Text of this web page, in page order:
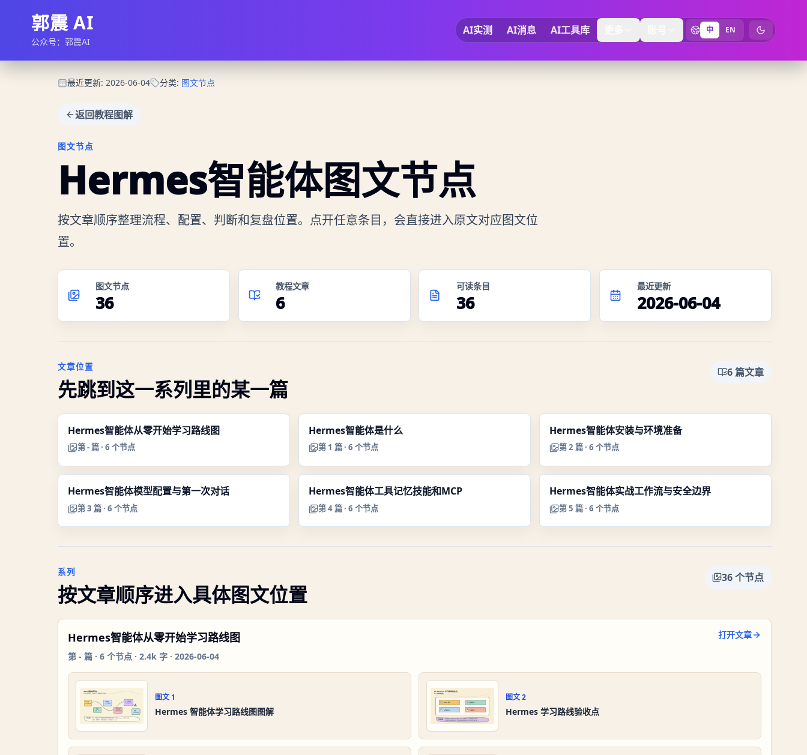
郭震 AI
公众号：郭震AI
AI实测 AI消息 AI工具库 中 EN 切换为暗黑
最近更新: 2026-06-04 分类: 图文节点
返回教程图解
图文节点
Hermes智能体图文节点
按文章顺序整理流程、配置、判断和复盘位置。点开任意条目，会直接进入原文对应图文位
置。
图文节点
36
教程文章
6
可读条目
36
最近更新
2026-06-04
文章位置
先跳到这一系列里的某一篇
6篇文章
Hermes智能体从零开始学习路线图
第-篇 · 6 个节点
Hermes智能体是什么
第 1 篇 · 6 个节点
Hermes智能体安装与环境准备
第2 篇 · 6 个节点
Hermes智能体模型配置与第一次对话
第3 篇 · 6 个节点
Hermes智能体工具记忆技能和MCP
第4篇 · 6 个节点
Hermes智能体实战工作流与安全边界
第5 篇 · 6 个节点
系列
按文章顺序进入具体图文位置
36个节点
Hermes智能体从零开始学习路线图
第 - 篇 · 6 个节点 · 2.4k 字 · 2026-06-04
打开文章
图文 1
Hermes 智能体学习路线图图解
图文2
Hermes 学习路线验收点